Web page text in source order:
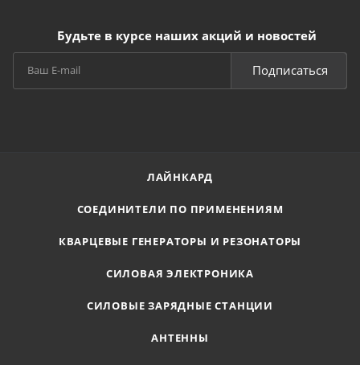
Будьте в курсе наших акций и новостей
Подписаться
ЛАЙНКАРД
СОЕДИНИТЕЛИ ПО ПРИМЕНЕНИЯМ
КВАРЦЕВЫЕ ГЕНЕРАТОРЫ И РЕЗОНАТОРЫ
СИЛОВАЯ ЭЛЕКТРОНИКА
СИЛОВЫЕ ЗАРЯДНЫЕ СТАНЦИИ
АНТЕННЫ